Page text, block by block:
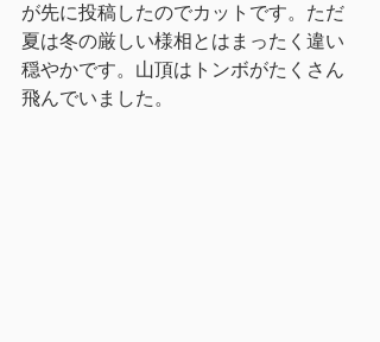
が先に投稿したのでカットです。ただ
夏は冬の厳しい様相とはまったく違い
穏やかです。山頂はトンボがたくさん
飛んでいました。